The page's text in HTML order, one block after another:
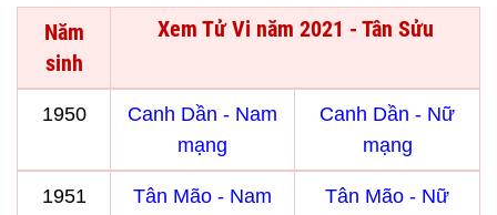
Năm
sinh
Xem Tử Vi năm 2021 - Tân Sửu
1950
Canh Dần - Nam
mạng
Canh Dần - Nữ
mạng
1951
Tân Mão - Nam
Tân Mão - Nữ